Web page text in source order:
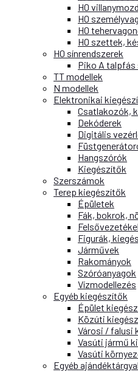
H0
H0
H0
H0 szettek,
H0 sínrendszerek
Piko A talpfás
TT modellek
N modellek
Elektronikai
Csatlakozók,
Dekóderek
Digitális
Hangszórók
Kiegészítők
Szerszámok
Terep kiegészítők
Épületek
Fák, bokrok,
Figurák,
Járművek
Rakományok
Szóróanyagok
Vízmodellezés
Egyéb kiegészítők
Épület
Közúti
Városi / falusi
Vasúti jármű
Vasúti
Egyéb